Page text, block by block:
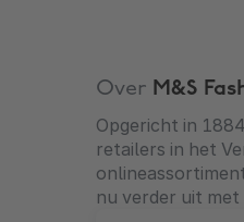
Over M&S
Opgericht in
retailers in het
nu verder uit